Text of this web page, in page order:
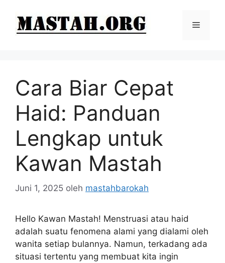
Menu
Cara Biar Cepat
Haid: Panduan
Lengkap untuk
Kawan Mastah
Juni 1, 2025 oleh mastahbarokah
Hello Kawan Mastah! Menstruasi atau haid
adalah suatu fenomena alami yang dialami oleh
wanita setiap bulannya. Namun, terkadang ada
situasi tertentu yang membuat kita ingin